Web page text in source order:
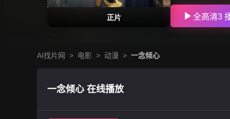
正片 全高清3
AI找片网 > 电影 > 动漫 > 一念倾心
一念倾心 在线播放